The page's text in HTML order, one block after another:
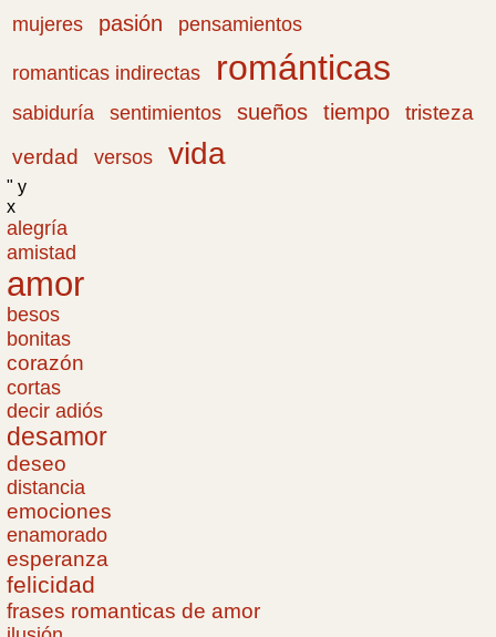
mujeres
pasión pensamientos
romanticas indirectas románticas
sabiduría sentimientos sueños tiempo
tristeza
verdad
versos vida
" y
x
alegría
amistad
amor
besos
bonitas
corazón
cortas
decir adiós
desamor
deseo
distancia
emociones
enamorado
esperanza
felicidad
frases romanticas de amor